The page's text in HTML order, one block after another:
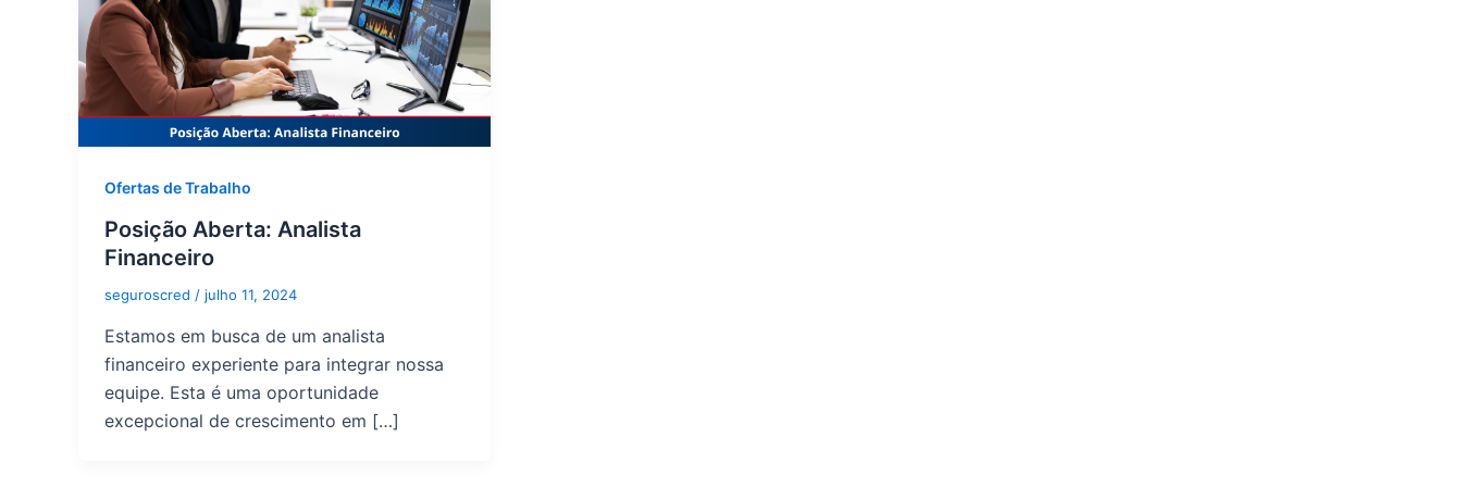
Ofertas de Trabalho
Posição Aberta: Analista
Financeiro
seguroscred / julho 11, 2024
Estamos em busca de um analista
financeiro experiente para integrar nossa
equipe. Esta é uma oportunidade
excepcional de crescimento em […]